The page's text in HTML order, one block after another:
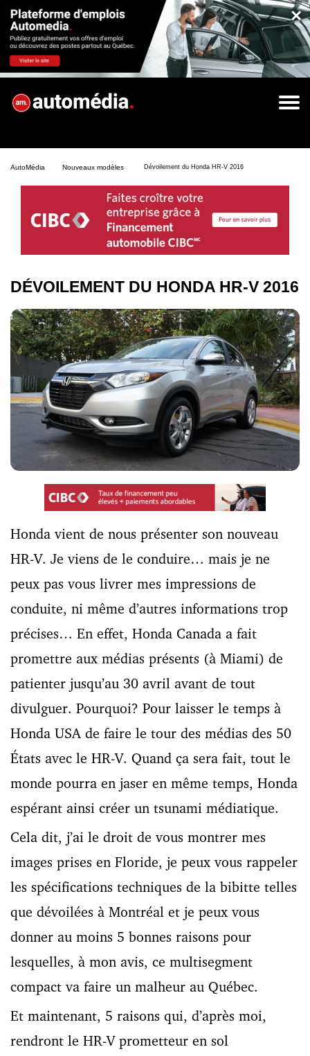
×
AutoMédia Nouveaux modèles Dévoilement du Honda HR-V 2016
DÉVOILEMENT DU HONDA HR-V 2016
Honda vient de nous présenter son nouveau
HR-V. Je viens de le conduire… mais je ne
peux pas vous livrer mes impressions de
conduite, ni même d’autres informations trop
précises… En effet, Honda Canada a fait
promettre aux médias présents (à Miami) de
patienter jusqu’au 30 avril avant de tout
divulguer. Pourquoi? Pour laisser le temps à
Honda USA de faire le tour des médias des 50
États avec le HR-V. Quand ça sera fait, tout le
monde pourra en jaser en même temps, Honda
espérant ainsi créer un tsunami médiatique.
Cela dit, j’ai le droit de vous montrer mes
images prises en Floride, je peux vous rappeler
les spécifications techniques de la bibitte telles
que dévoilées à Montréal et je peux vous
donner au moins 5 bonnes raisons pour
lesquelles, à mon avis, ce multisegment
compact va faire un malheur au Québec.
Et maintenant, 5 raisons qui, d’après moi,
rendront le HR-V prometteur en sol